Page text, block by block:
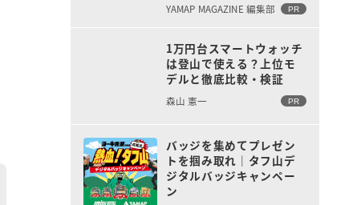
YAMAP MAGAZINE 編集部 PR
1万円台スマートウォッチ
は登山で使える？上位モ
デルと徹底比較・検証
森山 憲一 PR
バッジを集めてプレゼン
トを掴み取れ｜タフ山デ
ジタルバッジキャンペー
ン